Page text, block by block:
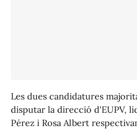
Les dues candidatures
disputar la direcció d'EUPV,
Pérez i Rosa Albert